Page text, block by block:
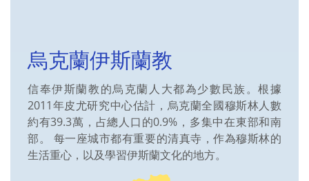
烏克蘭伊斯蘭教
信奉伊斯蘭教的烏克蘭人大都為少數民族。根據
2011年皮尤研究中心估計，烏克蘭全國穆斯林人數
約有39.3萬，占總人口的0.9%，多集中在東部和南
部。 每一座城市都有重要的清真寺，作為穆斯林的
生活重心，以及學習伊斯蘭文化的地方。